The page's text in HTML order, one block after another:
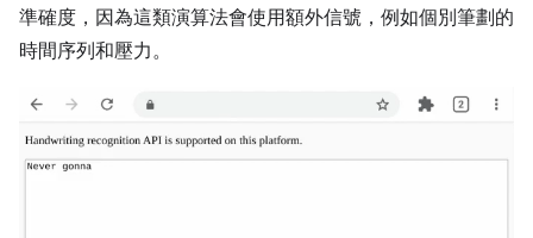
準確度，因為這類演算法會使用額外信號，例如個別筆劃的
時間序列和壓力。